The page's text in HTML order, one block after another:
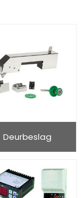
Deurbeslag